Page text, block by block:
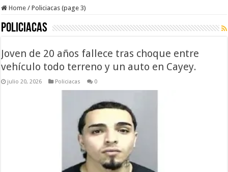
Home / Policiacas (page 3)
Policiacas
Joven de 20 años fallece tras choque entre
vehículo todo terreno y un auto en Cayey.
julio 20, 2026 Policiacas 0